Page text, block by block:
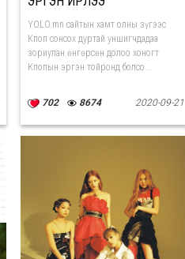
YOLO.mn сайтын хамт олны зүгээс
Кпоп сонсох дуртай уншигчдадаа
зориулан өнгөрсөн долоо хоногт
Кпопын эргэн тойронд болсо...
702 8674 2020-09-21